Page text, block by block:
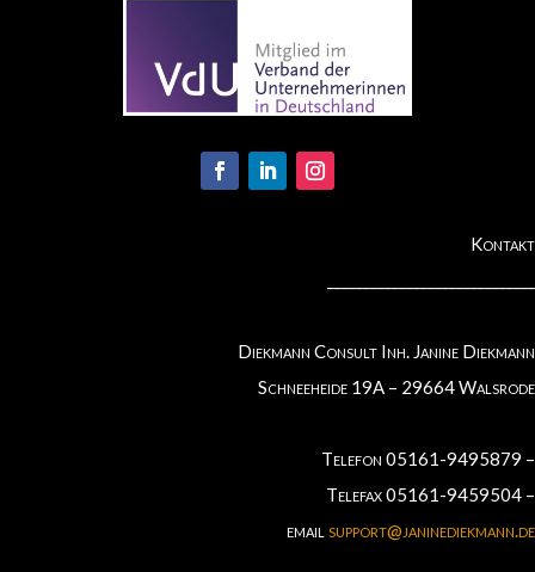
Kontakt
Diekmann Consult Inh. Janine Diekmann
Schneeheide 19A – 29664 Walsrode
Telefon 05161-9495879 –
Telefax 05161-9459504 –
email support@janinediekmann.de